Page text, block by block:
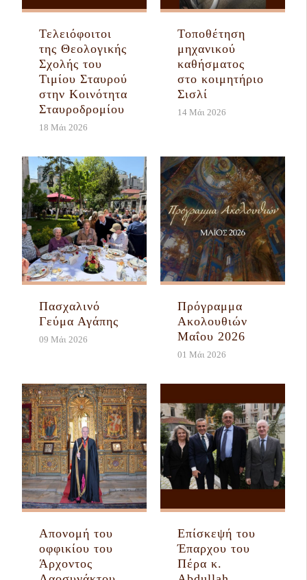
Τελειόφοιτοι
της Θεολογικής
Σχολής του
Τιμίου Σταυρού
στην Κοινότητα
Σταυροδρομίου
18 Μάι 2026
Τοποθέτηση
μηχανικού
καθήσματος
στο κοιμητήριο
Σισλί
14 Μάι 2026
Πασχαλινό
Γεύμα Αγάπης
09 Μάι 2026
Πρόγραμμα
Ακολουθιών
Μαΐου 2026
01 Μάι 2026
Απονομή του
οφφικίου του
Άρχοντος
Eπίσκεψή του
Έπαρχου του
Πέρα κ.